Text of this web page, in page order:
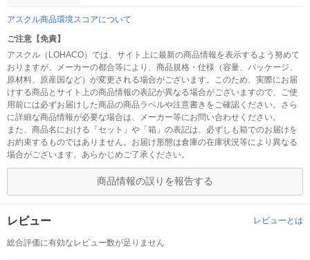
アスクル商品環境スコアについて
ご注意【免責】
アスクル（LOHACO）では、サイト上に最新の商品情報を表示するよう努めて
おりますが、メーカーの都合等により、商品規格・仕様（容量、パッケージ、
原材料、原産国など）が変更される場合がございます。このため、実際にお届
けする商品とサイト上の商品情報の表記が異なる場合がございますので、ご使
用前には必ずお届けした商品の商品ラベルや注意書きをご確認ください。さら
に詳細な商品情報が必要な場合は、メーカー等にお問い合わせください。
また、商品名における「セット」や「箱」の表記は、必ずしも箱でのお届けを
お約束するものではありません。お届け形態は倉庫の在庫状況等により異なる
場合がございます。あらかじめご了承ください。
商品情報の誤りを報告する
レビュー レビューとは
総合評価に有効なレビュー数が足りません